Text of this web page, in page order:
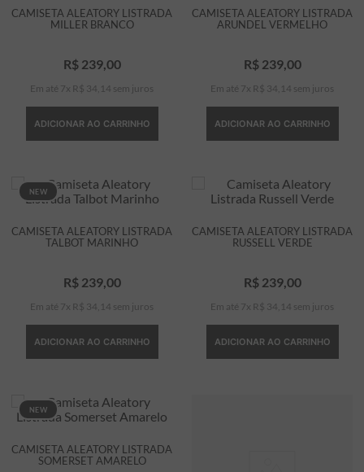
CAMISETA ALEATORY LISTRADA
MILLER BRANCO
R$ 239, 00
Em até 7 x R$ 34 14 sem juros
ADICIONAR AO CARRINHO
CAMISETA ALEATORY LISTRADA
ARUNDEL VERMELHO
R$ 239, 00
Em até 7 x R$ 34 14 sem juros
ADICIONAR AO CARRINHO
NEW
CAMISETA ALEATORY LISTRADA
TALBOT MARINHO
R$ 239, 00
Em até 7 x R$ 34 14 sem juros
ADICIONAR AO CARRINHO
CAMISETA ALEATORY LISTRADA
RUSSELL VERDE
R$ 239, 00
Em até 7 x R$ 34 14 sem juros
ADICIONAR AO CARRINHO
NEW
CAMISETA ALEATORY LISTRADA
SOMERSET AMARELO